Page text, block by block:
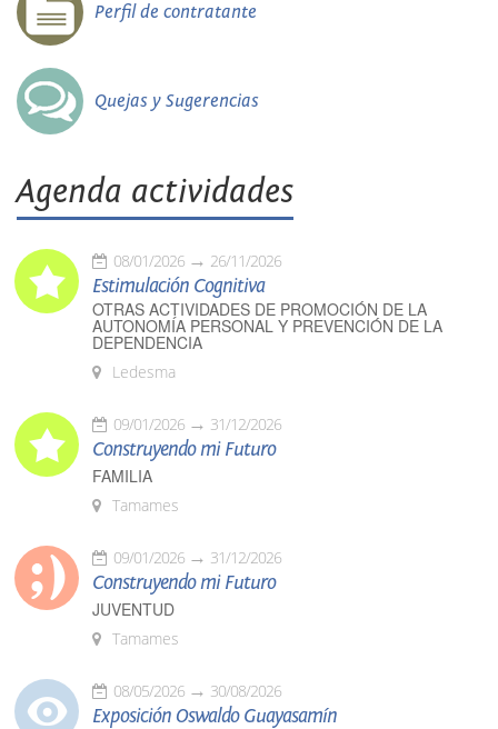
Perfil de contratante
Quejas y Sugerencias
Agenda actividades
08/01/2026 26/11/2026
Estimulación Cognitiva
OTRAS ACTIVIDADES DE PROMOCIÓN DE LA
AUTONOMÍA PERSONAL Y PREVENCIÓN DE LA
DEPENDENCIA
Ledesma
09/01/2026 31/12/2026
Construyendo mi Futuro
FAMILIA
Tamames
09/01/2026 31/12/2026
Construyendo mi Futuro
JUVENTUD
Tamames
08/05/2026 30/08/2026
Exposición Oswaldo Guayasamín